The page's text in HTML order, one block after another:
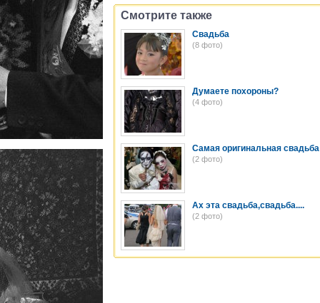
Смотрите также
Свадьба
(8 фото)
Думаете похороны?
(4 фото)
Самая оригинальная свадьба
(2 фото)
Ах эта свадьба,свадьба....
(2 фото)